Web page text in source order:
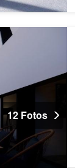
12 Fotos